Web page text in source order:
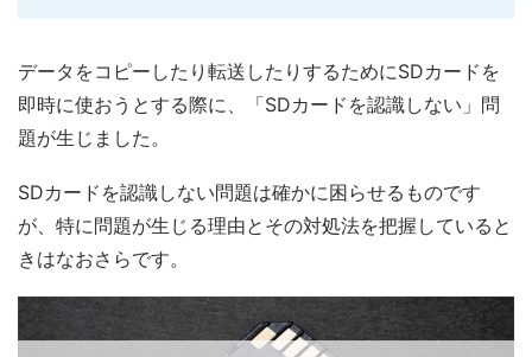
データをコピーしたり転送したりするためにSDカードを
即時に使おうとする際に、「SDカードを認識しない」問
題が生じました。
SDカードを認識しない問題は確かに困らせるものです
が、特に問題が生じる理由とその対処法を把握していると
きはなおさらです。